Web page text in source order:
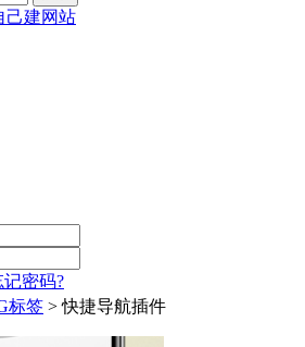
记密码?
标签 > 快捷导航插件